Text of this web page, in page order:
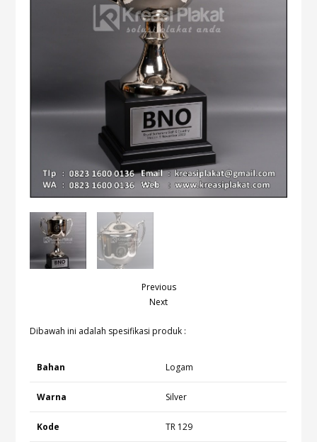
Previous
Next
Dibawah ini adalah spesifikasi produk :
Bahan Logam
Warna Silver
Kode TR 129